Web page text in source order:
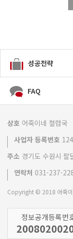
성공전략
FAQ
상호 어죽이네 쳘렵국
사업자 등록번호
주소 경기도 수원시
연락처 031-237-
Copyright © 2018 어죽이
정보공개등록번